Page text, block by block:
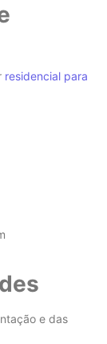
residencial para
e das